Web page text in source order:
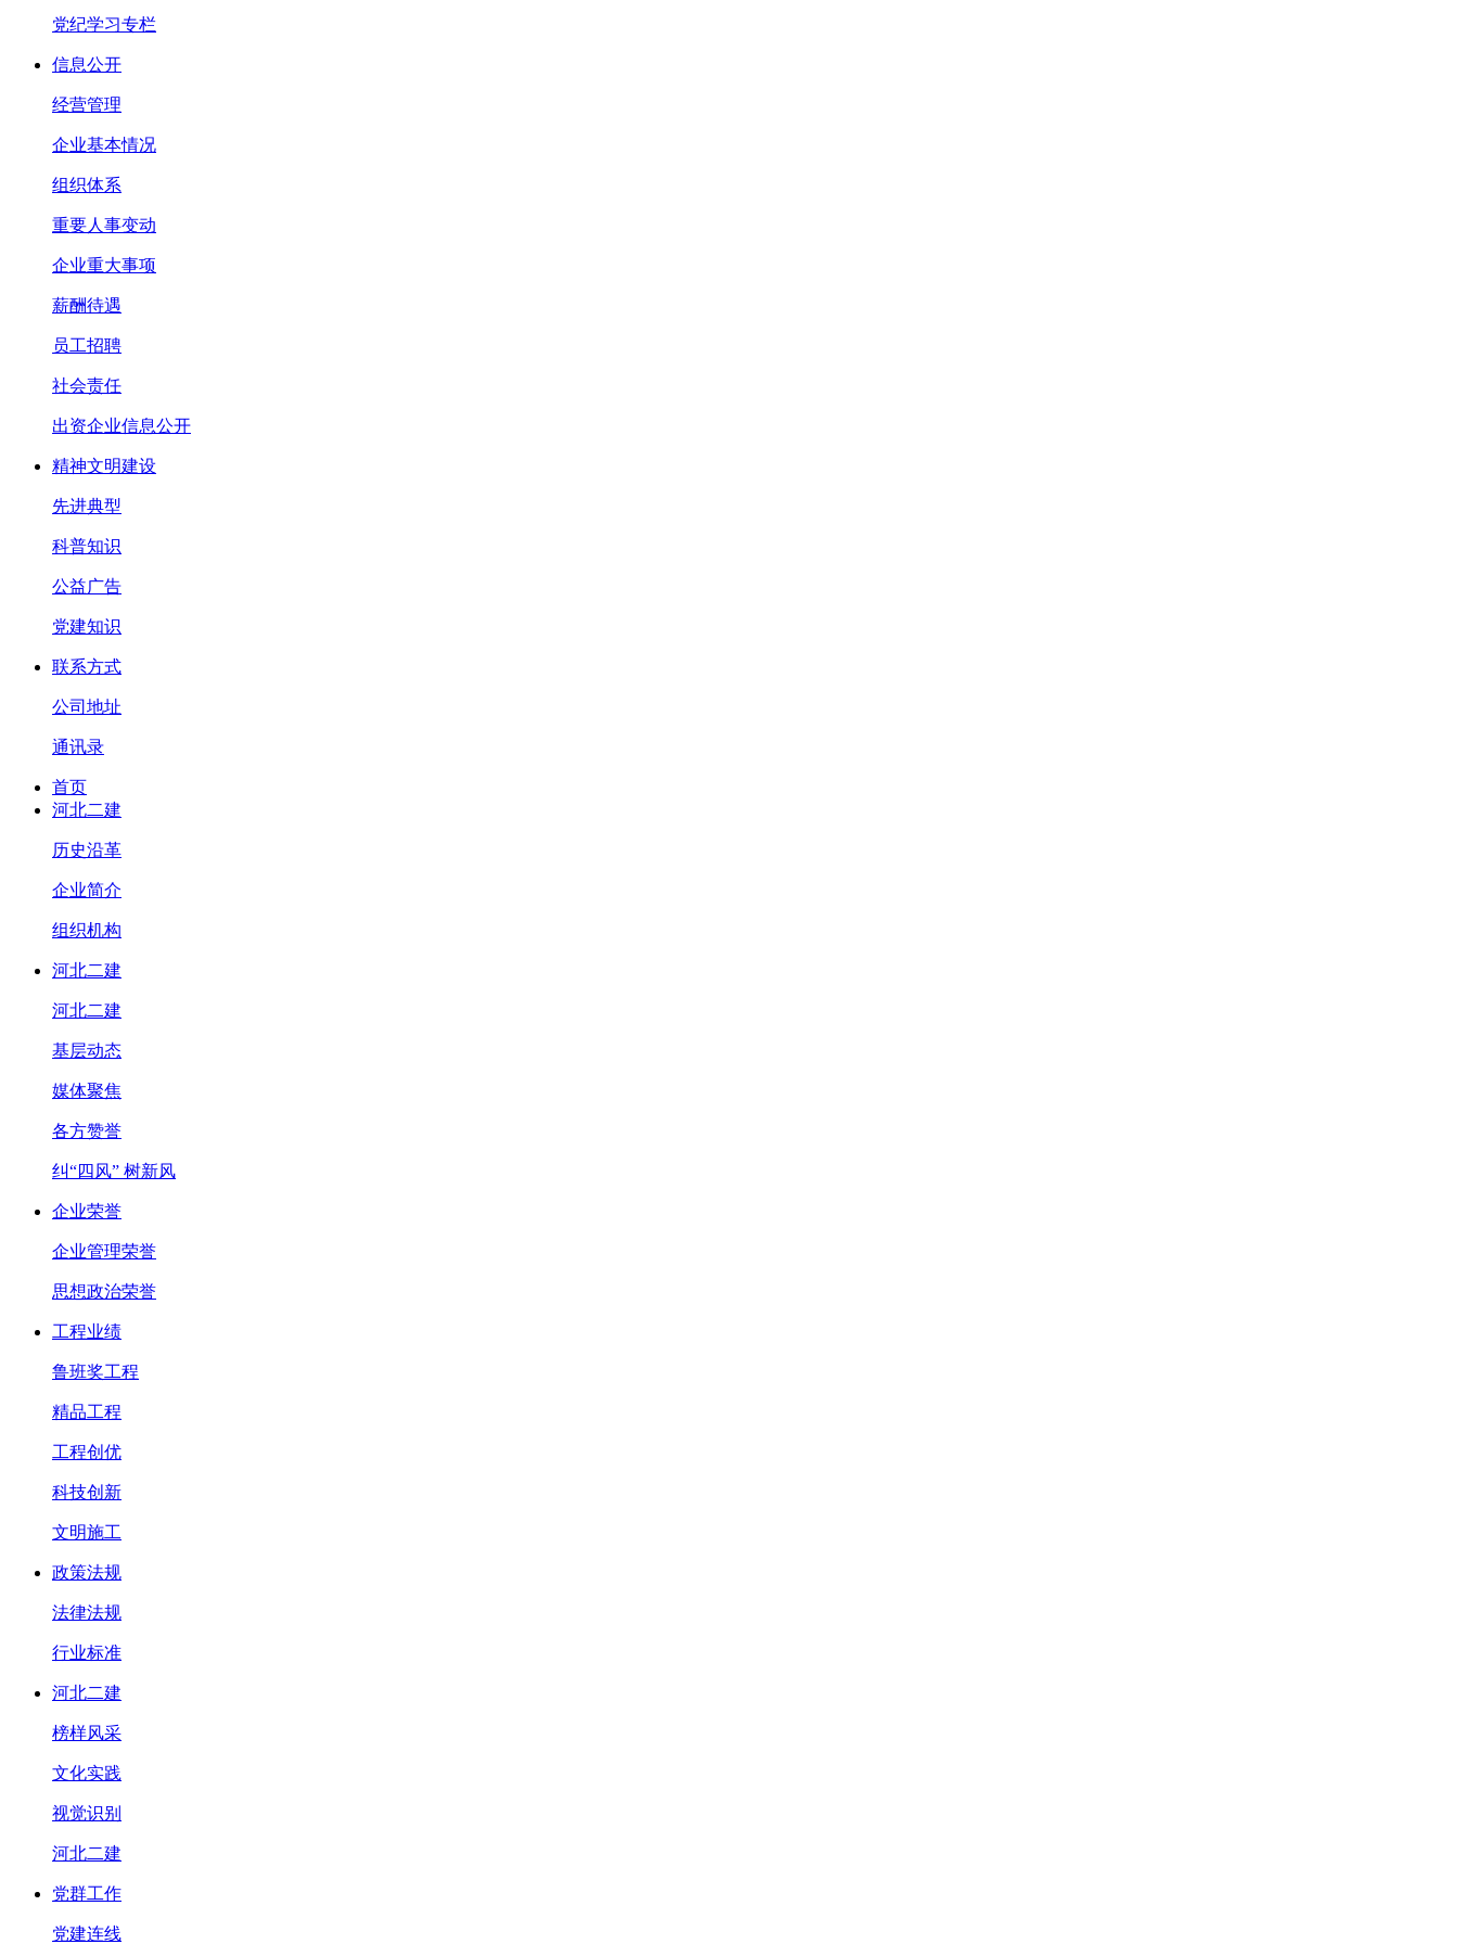
党纪学习专栏
信息公开
经营管理
企业基本情况
组织体系
重要人事变动
企业重大事项
薪酬待遇
员工招聘
社会责任
出资企业信息公开
精神文明建设
先进典型
科普知识
公益广告
党建知识
联系方式
公司地址
通讯录
首页
河北二建
历史沿革
企业简介
组织机构
河北二建
河北二建
基层动态
媒体聚焦
各方赞誉
纠“四风” 树新风
企业荣誉
企业管理荣誉
思想政治荣誉
工程业绩
鲁班奖工程
精品工程
工程创优
科技创新
文明施工
政策法规
法律法规
行业标准
河北二建
榜样风采
文化实践
视觉识别
河北二建
党群工作
党建连线